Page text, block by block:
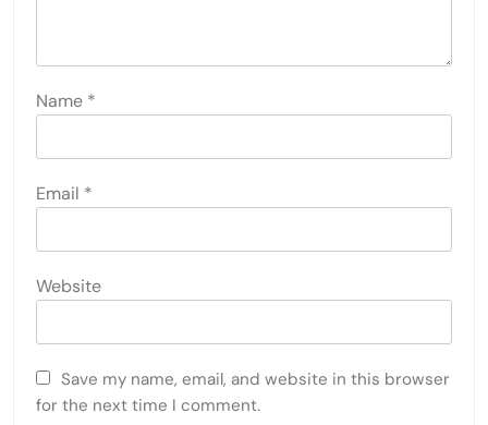
Name *
Email *
Website
Save my name, email, and website in this browser
for the next time I comment.